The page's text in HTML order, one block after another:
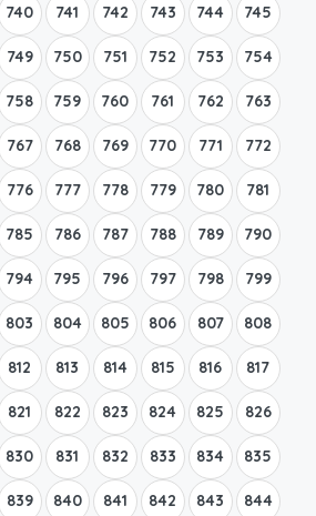
740 741 742 743 744 745
749 750 751 752 753 754
758 759 760 761 762 763
767 768 769 770 771 772
776 777 778 779 780 781
785 786 787 788 789 790
794 795 796 797 798 799
803 804 805 806 807 808
812 813 814 815 816 817
821 822 823 824 825 826
830 831 832 833 834 835
839 840 841 842 843 844